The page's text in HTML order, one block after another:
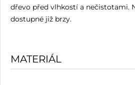
dřevo před vlhkostí a nečistotami.
dostupné již brzy.
MATERIÁL